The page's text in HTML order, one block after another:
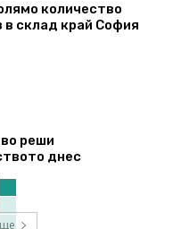
количество
в склад край София
реши
днес